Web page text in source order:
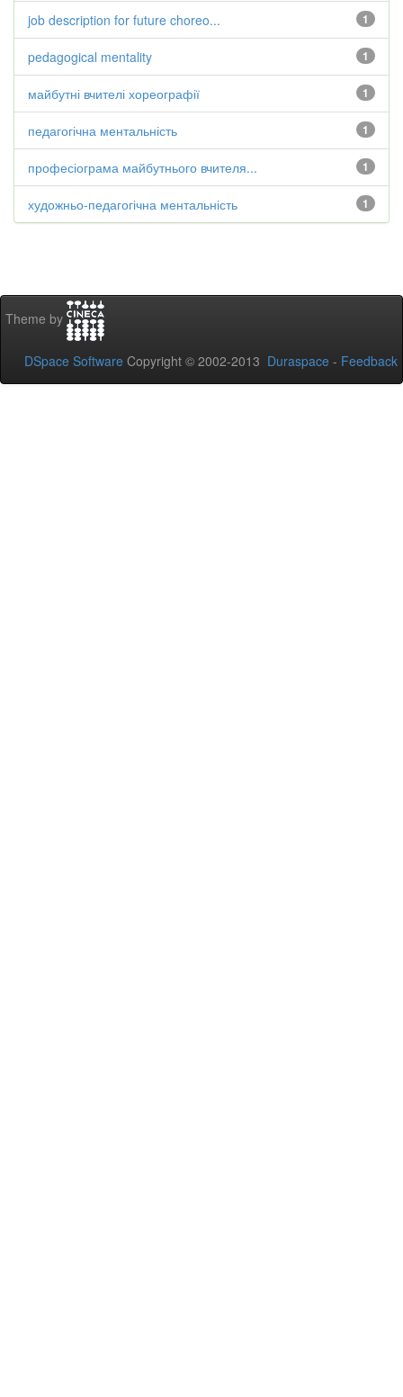
1
job description for future choreo...
1
pedagogical mentality
1
майбутні вчителі хореографії
1
педагогічна ментальність
1
професіограма майбутнього вчителя...
1
художньо-педагогічна ментальність
Theme by
DSpace Software Copyright © 2002-2013 Duraspace - Feedback